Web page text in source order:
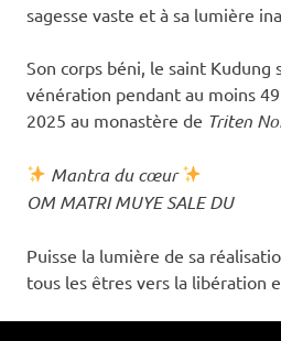
sagesse vaste et à sa lumière
Son corps béni, le saint Kudung
vénération pendant au moins
2025 au monastère de Triten
Mantra du cœur
OM MATRI MUYE SALE DU
Puisse la lumière de sa
tous les êtres vers la libération